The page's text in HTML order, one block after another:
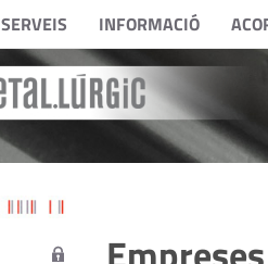
SERVEIS INFORMACIÓ